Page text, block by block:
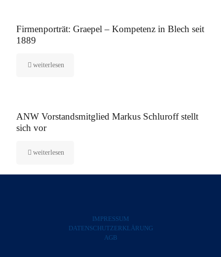
Firmenporträt: Graepel – Kompetenz in Blech seit
1889
weiterlesen
ANW Vorstandsmitglied Markus Schluroff stellt
sich vor
weiterlesen
IMPRESSUM
DATENSCHUTZERKLÄRUNG
AGB